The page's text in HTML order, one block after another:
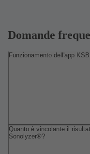
Domande
Funzionamento dell'app
Quanto è vincolante il
Sonolyzer®?